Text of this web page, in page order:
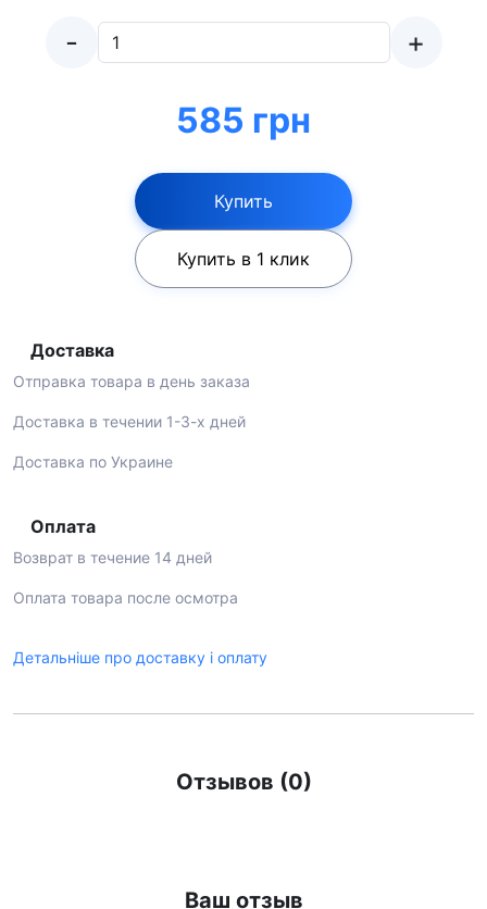
- +
585 грн
Купить
Купить в 1 клик
Доставка
Отправка товара в день заказа
Доставка в течении 1-3-х дней
Доставка по Украине
Оплата
Возврат в течение 14 дней
Оплата товара после осмотра
Детальніше про доставку і оплату
Отзывов (0)
Ваш отзыв